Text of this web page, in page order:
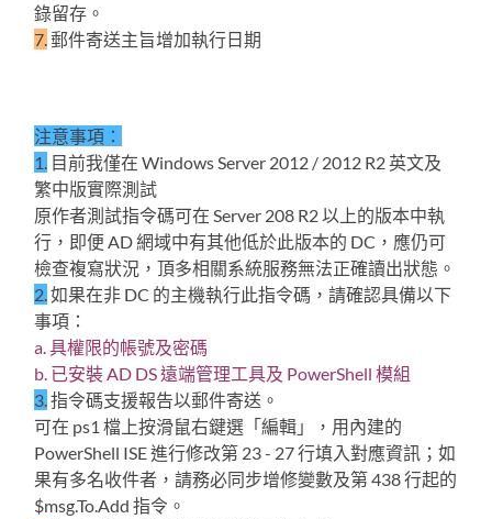
錄留存。
7. 郵件寄送主旨增加執行日期
注意事項：
1. 目前我僅在 Windows Server 2012 / 2012 R2 英文及
繁中版實際測試
原作者測試指令碼可在 Server 208 R2 以上的版本中執
行，即便 AD 網域中有其他低於此版本的 DC，應仍可
檢查複寫狀況，頂多相關系統服務無法正確讀出狀態。
2. 如果在非 DC 的主機執行此指令碼，請確認具備以下
事項：
a. 具權限的帳號及密碼
b. 已安裝 AD DS 遠端管理工具及 PowerShell 模組
3. 指令碼支援報告以郵件寄送。
可在 ps1 檔上按滑鼠右鍵選「編輯」，用內建的
PowerShell ISE 進行修改第 23 - 27 行填入對應資訊；如
果有多名收件者，請務必同步增修變數及第 438 行起的
$msg.To.Add 指令。